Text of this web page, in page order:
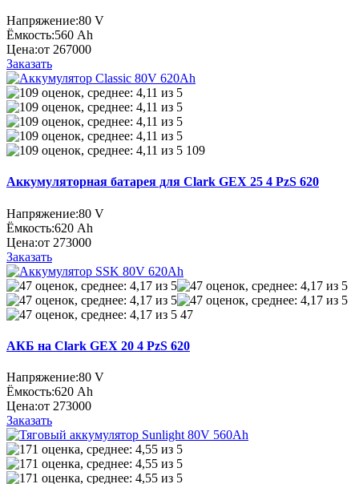
Напряжение:80 V
Ёмкость:560 Ah
Цена:от 267000
Заказать
109
Аккумуляторная батарея для Clark GEX 25 4 PzS 620
Напряжение:80 V
Ёмкость:620 Ah
Цена:от 273000
Заказать
47
АКБ на Clark GEX 20 4 PzS 620
Напряжение:80 V
Ёмкость:620 Ah
Цена:от 273000
Заказать